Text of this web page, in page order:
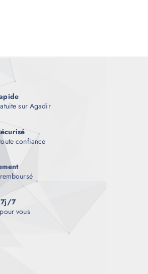
sur Agadir
confiance
7j/7
vous